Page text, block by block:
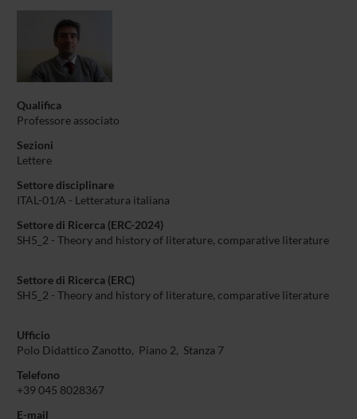
Qualifica
Professore associato
Sezioni
Lettere
Settore disciplinare
ITAL-01/A - Letteratura italiana
Settore di Ricerca (ERC-2024)
SH5_2 - Theory and history of literature, comparative literature
Settore di Ricerca (ERC)
SH5_2 - Theory and history of literature, comparative literature
Ufficio
Polo Didattico Zanotto, Piano 2, Stanza 7
Telefono
+39 045 8028367
E-mail